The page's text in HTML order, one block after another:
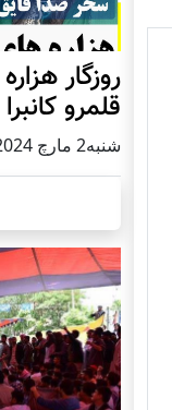
قلمرو کانبرا
شنبه2 مارچ 2024